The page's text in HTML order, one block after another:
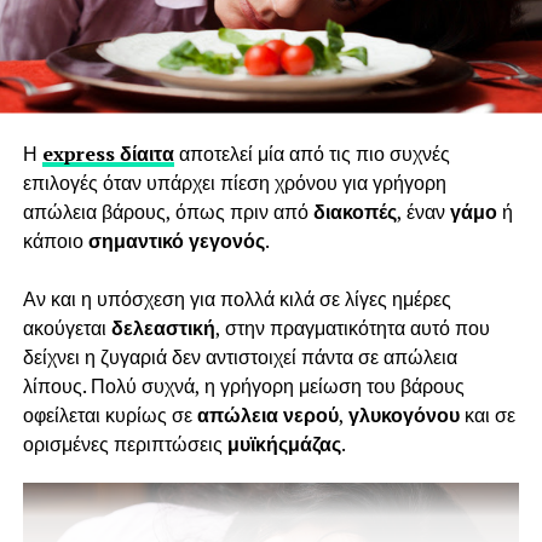
Όταν όμως το άγχος γίνεται μη διαχειρίσιμο κάποιοι
άνθρωποι επηρεάζονται και στις διατροφικές τους
συμπεριφορές.
Μπορεί δηλαδή να παρατηρηθούν αλλαγές στην όρεξη και
κάποιος είτε να μην πεινάει καθόλου ή να έχει μειωμένη
όρεξη ή από την άλλη να έχει έντονες λιγούρες και
επιθυμία για φαγητό και τσιμπολόγημα σε όλη τη διάρκεια
Είναι δύσκολο σε περιόδους έντονου άγχους να κρατάμε
ένα πρόγραμμα διατροφής και συχνά αντί να τρώμε
φρούτα και λαχανικά, αναζητάμε τροφές πλούσιες σε
ζάχαρη, σε λιπαρά κι αλάτι τα οποία θα μας κάνουν να
νιώσουμε απόλαυση και χαλάρωση. Η ζάχαρη επιτρέπει
την έκκριση κάποιων νευροδιαβιβαστών της χαράς αλλά
αυτό δε διαρκεί πολύ και μετά από μία ώρα θέλουμε να
ξανά πάρουμε τη δόση μας. Μια τάρτα σοκολάτα ακόμα
Η express δίαιτααποτελεί μία από τις πιο συχνές
επιλογές όταν υπάρχει πίεση χρόνου για γρήγορη
απώλεια βάρους, όπως πριν απόδιακοπές, ένανγάμοή
κάποιοσημαντικό γεγονός.
Αν και η υπόσχεση για πολλά κιλά σε λίγες ημέρες
ακούγεται δελεαστική, στην πραγματικότητα αυτό που
δείχνει η ζυγαριά δεν αντιστοιχεί πάντα σε απώλεια
λίπους. Πολύ συχνά, η γρήγορη μείωση του βάρους
οφείλεται κυρίως σεαπώλεια νερού, γλυκογόνουκαι σε
ορισμένες περιπτώσεις μυϊκήςμάζας.